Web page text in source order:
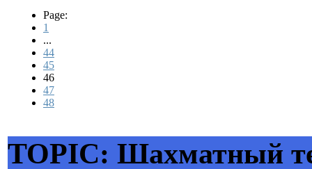
Page:
1
...
44
45
46
47
48
TOPIC: Шахматный